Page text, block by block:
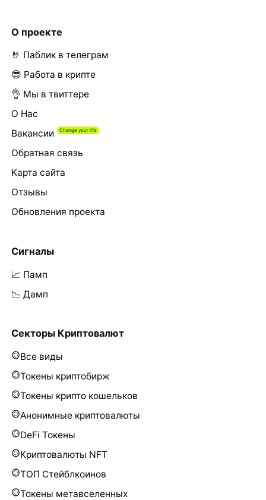
О проекте
🤘 Паблик в телеграм
😎 Работа в крипте
👌 Мы в твиттере
О Нас
Вакансии
Обратная связь
Карта сайта
Отзывы
Обновления проекта
Сигналы
📈 Памп
📉 Дамп
Секторы Криптовалют
Все виды
Токены криптобирж
Токены крипто кошельков
Анонимные криптовалюты
DeFi Токены
Криптовалюты NFT
ТОП Стейблкоинов
Токены метавселенных